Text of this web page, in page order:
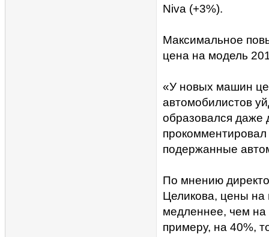
Niva (+3%).
Максимальное
цена на модель
«У новых машин
автомобилистов
образовался
подержанные
По мнению
Целикова, цены на
медленнее, чем на
примеру, на 40%,